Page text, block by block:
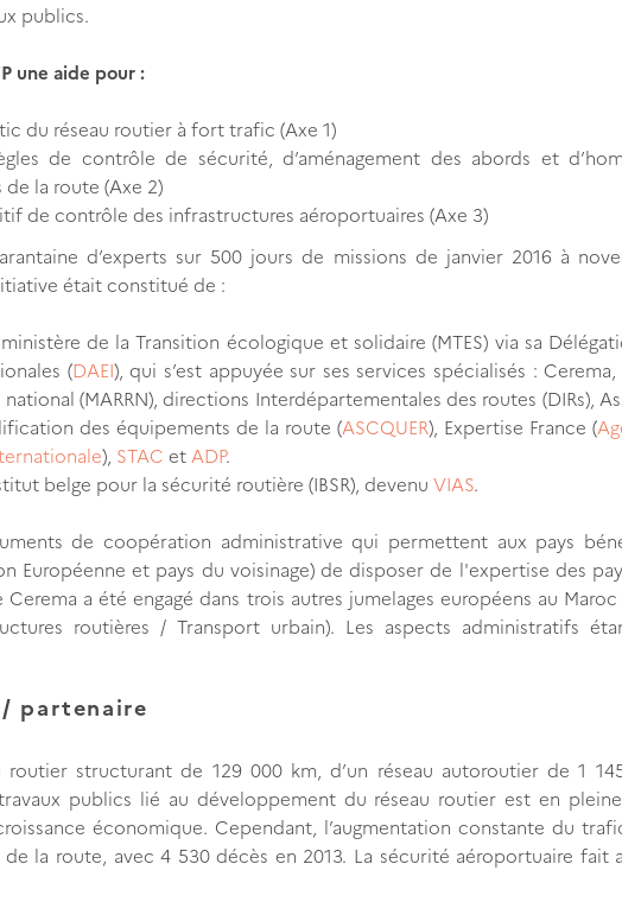
publics.
une aide pour :
du réseau routier à fort trafic (Axe 1)
de contrôle de sécurité, d’aménagement des abords et
la route (Axe 2)
de contrôle des infrastructures aéroportuaires (Axe 3)
d’experts sur 500 jours de missions de janvier 2016 à
était constitué de :
de la Transition écologique et solidaire (MTES) via sa
(DAEI), qui s’est appuyée sur ses services spécialisés : Cerema,
(MARRN), directions Interdépartementales des routes (DIRs),
des équipements de la route (ASCQUER), Expertise France (
), STAC et ADP.
belge pour la sécurité routière (IBSR), devenu VIAS.
de coopération administrative qui permettent aux pays
Européenne et pays du voisinage) de disposer de l'expertise des
Cerema a été engagé dans trois autres jumelages européens au
routières / Transport urbain). Les aspects administratifs
partenaire
routier structurant de 129 000 km, d’un réseau autoroutier de 1
publics lié au développement du réseau routier est en
économique. Cependant, l’augmentation constante du
la route, avec 4 530 décès en 2013. La sécurité aéroportuaire fait